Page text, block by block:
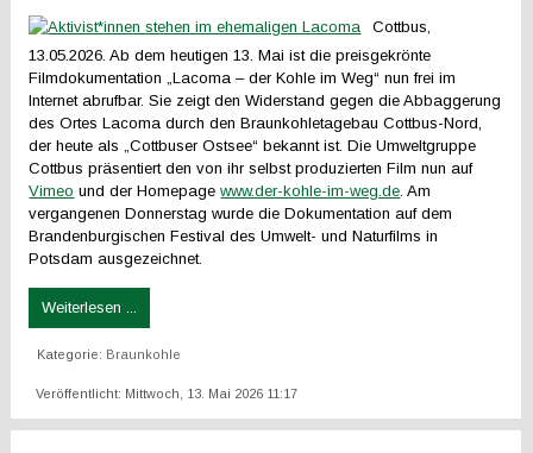
Cottbus,
13.05.2026. Ab dem heutigen 13. Mai ist die preisgekrönte
Filmdokumentation „Lacoma – der Kohle im Weg“ nun frei im
Internet abrufbar. Sie zeigt den Widerstand gegen die Abbaggerung
des Ortes Lacoma durch den Braunkohletagebau Cottbus-Nord,
der heute als „Cottbuser Ostsee“ bekannt ist. Die Umweltgruppe
Cottbus präsentiert den von ihr selbst produzierten Film nun auf
Vimeo und der Homepagewww.der-kohle-im-weg.de. Am
vergangenen Donnerstag wurde die Dokumentation auf dem
Brandenburgischen Festival des Umwelt- und Naturfilms in
Potsdam ausgezeichnet.
Weiterlesen ...
Kategorie: Braunkohle
Veröffentlicht: Mittwoch, 13. Mai 2026 11:17